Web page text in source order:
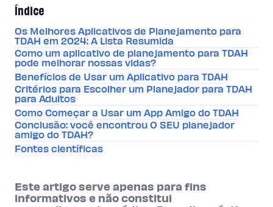
Índice
Os Melhores Aplicativos de Planejamento para
TDAH em 2024: A Lista Resumida
Como um aplicativo de planejamento para TDAH
pode melhorar nossas vidas?
Benefícios de Usar um Aplicativo para TDAH
Critérios para Escolher um Planejador para TDAH
para Adultos
Como Começar a Usar um App Amigo do TDAH
Conclusão: você encontrou O SEU planejador
amigo do TDAH?
Fontes científicas
Este artigo serve apenas para fins
informativos e não constitui